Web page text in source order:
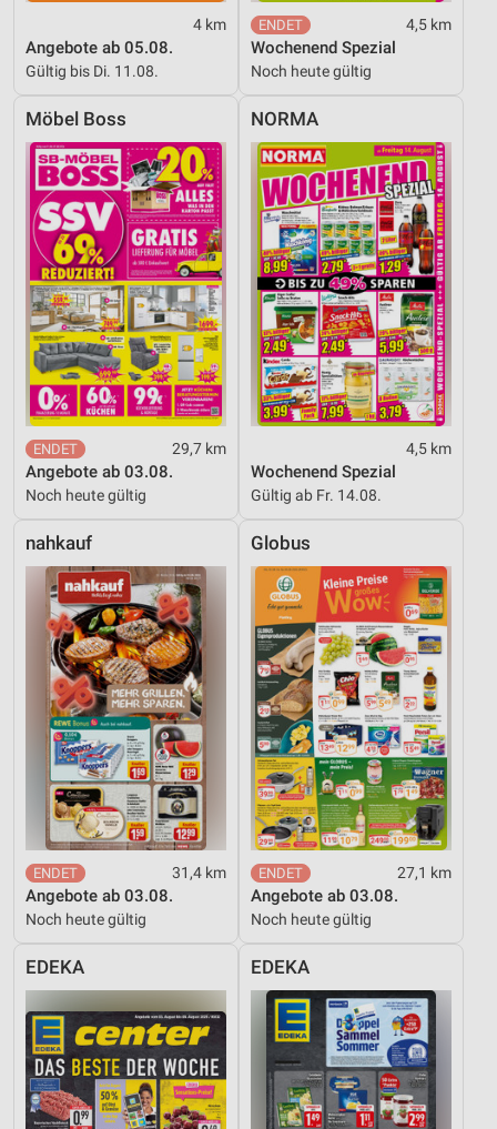
4 km
Angebote ab 05.08.
Gültig bis Di. 11.08.
4,5 km
Wochenend Spezial
Noch heute gültig
Möbel Boss
29,7 km
Angebote ab 03.08.
Noch heute gültig
NORMA
4,5 km
Wochenend Spezial
Gültig ab Fr. 14.08.
nahkauf
31,4 km
Angebote ab 03.08.
Noch heute gültig
Globus
27,1 km
Angebote ab 03.08.
Noch heute gültig
EDEKA EDEKA